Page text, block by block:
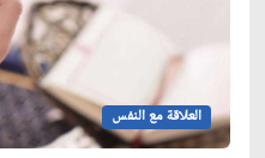
العلاقة مع النفس